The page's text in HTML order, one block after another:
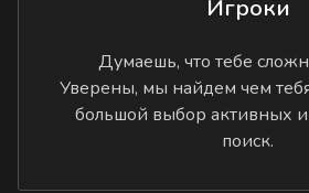
Игроки
Думаешь, что тебе
Уверены, мы найдем чем
большой выбор активных
поиск.